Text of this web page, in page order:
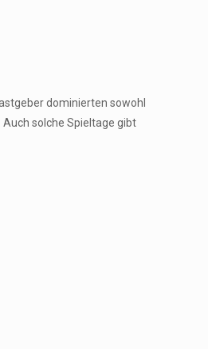
dominierten sowohl
Auch solche Spieltage gibt